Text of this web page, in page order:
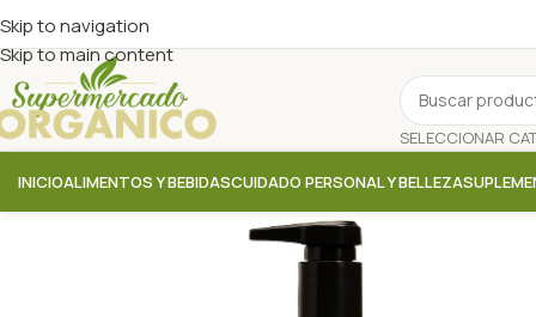
Skip to navigation
Skip to main content
INICIOALIMENTOS Y BEBIDASCUIDADO PERSONAL Y BELLEZA